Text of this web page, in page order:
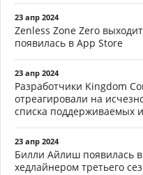
23 апр 2024
Zenless Zone Zero
появилась в App Store
23 апр 2024
Разработчики Kingdom
отреагировали на
списка поддерживаемых
23 апр 2024
Билли Айлиш появилась
хедлайнером третьего